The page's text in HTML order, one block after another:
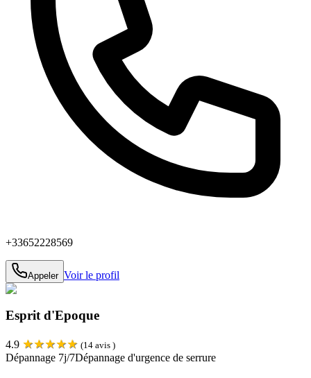
+33652228569
Appeler Voir le profil
Esprit d'Epoque
4.9 ★★★★★ (14 avis )
Dépannage 7j/7Dépannage d'urgence de serrure